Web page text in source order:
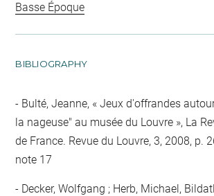
Basse Époque
BIBLIOGRAPHY
Bulté, Jeanne, « Jeux d'offrandes
la nageuse" au musée du Louvre », La
de France. Revue du Louvre, 3, 2008, p.
note 17
Decker, Wolfgang ; Herb, Michael,